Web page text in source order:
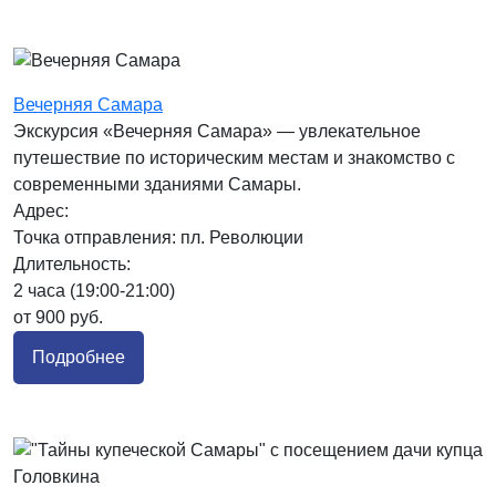
Вечерняя Самара
Экскурсия «Вечерняя Самара» — увлекательное
путешествие по историческим местам и знакомство с
современными зданиями Самары.
Адрес:
Точка отправления: пл. Революции
Длительность:
2 часа (19:00-21:00)
от 900 руб.
Подробнее